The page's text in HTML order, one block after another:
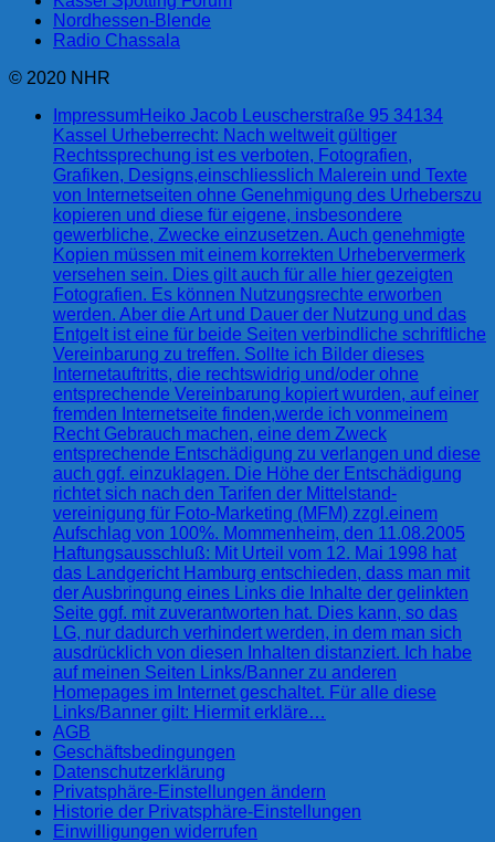
Nordhessen-Blende
Radio Chassala
© 2020 NHR
ImpressumHeiko Jacob Leuscherstraße 95 34134
Kassel Urheberrecht: Nach weltweit gültiger
Rechtssprechung ist es verboten, Fotografien,
Grafiken, Designs,einschliesslich Malerein und Texte
von Internetseiten ohne Genehmigung des Urheberszu
kopieren und diese für eigene, insbesondere
gewerbliche, Zwecke einzusetzen. Auch genehmigte
Kopien müssen mit einem korrekten Urhebervermerk
versehen sein. Dies gilt auch für alle hier gezeigten
Fotografien. Es können Nutzungsrechte erworben
werden. Aber die Art und Dauer der Nutzung und das
Entgelt ist eine für beide Seiten verbindliche schriftliche
Vereinbarung zu treffen. Sollte ich Bilder dieses
Internetauftritts, die rechtswidrig und/oder ohne
entsprechende Vereinbarung kopiert wurden, auf einer
fremden Internetseite finden,werde ich vonmeinem
Recht Gebrauch machen, eine dem Zweck
entsprechende Entschädigung zu verlangen und diese
auch ggf. einzuklagen. Die Höhe der Entschädigung
richtet sich nach den Tarifen der Mittelstand-
vereinigung für Foto-Marketing (MFM) zzgl.einem
Aufschlag von 100%. Mommenheim, den 11.08.2005
Haftungsausschluß: Mit Urteil vom 12. Mai 1998 hat
das Landgericht Hamburg entschieden, dass man mit
der Ausbringung eines Links die Inhalte der gelinkten
Seite ggf. mit zuverantworten hat. Dies kann, so das
LG, nur dadurch verhindert werden, in dem man sich
ausdrücklich von diesen Inhalten distanziert. Ich habe
auf meinen Seiten Links/Banner zu anderen
Homepages im Internet geschaltet. Für alle diese
Links/Banner gilt: Hiermit erkläre…
AGB
Geschäftsbedingungen
Datenschutzerklärung
Privatsphäre-Einstellungen ändern
Historie der Privatsphäre-Einstellungen
Einwilligungen widerrufen